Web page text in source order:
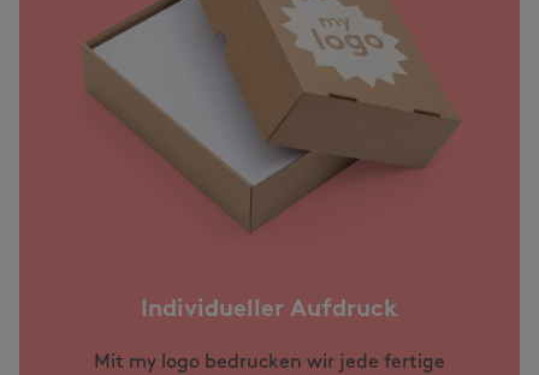
Individueller Aufdruck
Mit my logo bedrucken wir jede fertige